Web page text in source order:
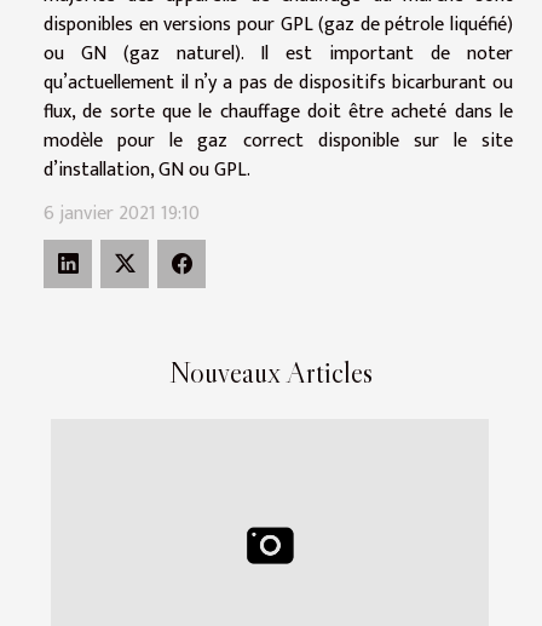
Nouveaux Articles
disponibles en versions pour GPL (gaz de pétrole liquéfié)
ou GN (gaz naturel). Il est important de noter
qu’actuellement il n’y a pas de dispositifs bicarburant ou
flux, de sorte que le chauffage doit être acheté dans le
modèle pour le gaz correct disponible sur le site
d’installation, GN ou GPL.
6 janvier 2021 19:10